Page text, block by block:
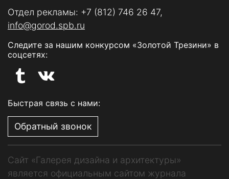
Отдел рекламы: +7 (812) 746 26 47,
info@gorod.spb.ru
Следите за нашим конкурсом «Золотой Трезини» в
соцсетях:
Быстрая связь с нами:
Обратный звонок
Сайт «Галерея дизайна и архитектуры»
является официальным сайтом журнала